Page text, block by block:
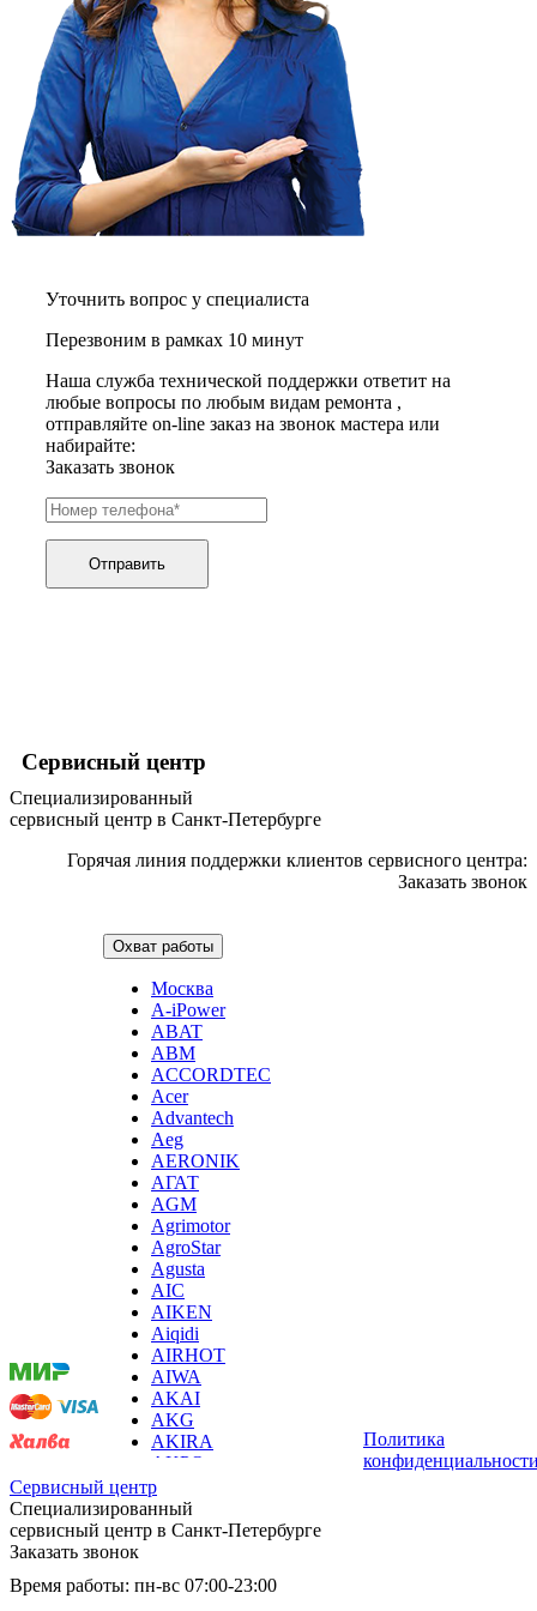
газовых плит
газовой поверхности
геймпадов
генераторов
генераторов азота
генераторов дыма
генераторов льда
генераторов
гидравлических блоков питания
гидроаккумуляторов
гидроциклов
гидроциклов
гигрометров
гильотинных ножей
гладильных систем
глинтвейн-мейкеров
глубинных вибраторов
гомогенизаторов
gps часов
gps трекеров
граниторов
граверов
грилей для шаурмы
громкоговорителей
гвоздезабивных пистолетов
hd камер
hd-медиаплееров
холодильников
холодильников для молока
холодильных шкафов
homepod
хот-дог мейкеров
хотдогниц
хромбуков
хьюмидоров
ибп
игровых приставок
игрушек
игрушек на радиоуправлении
imac
имитаторов верховой езды
инерционных массажеров
инфузионных насосов
ингаляторов
инкубаторов
инспекционных камер, видеоскопов
инструментов для опресовки труб
интегральных усилителей
интеллектуальных блокнотов
интерактивных досок
интерактивных панелей, цифровых постеров
интерактивных дисплеев
интерактивных комплексов
интерфейсных модулей
инверторов
ионизаторов
ipad
Уточнить вопрос у специалиста
Перезвоним в рамках 10 минут
Наша служба технической поддержки ответит на
любые вопросы по любым видам ремонта ,
отправляйте on-line заказ на звонок мастера или
набирайте:
Заказать звонок
Отправить
Сервисный центр
Специализированный
сервисный центр в Санкт-Петербурге
Горячая линия поддержки клиентов сервисного центра:
Заказать звонок
Охват работы
Москва
A-iPower
ABAT
ABM
ACCORDTEC
Acer
Advantech
Aeg
AERONIK
АГАТ
AGM
Agrimotor
AgroStar
Agusta
AIC
AIKEN
Aiqidi
AIRHOT
AIWA
AKAI
AKG
AKIRA
AKPO
Aksa
AL-KO
ALCATEL
ALLFA
Политика
Сервисный центр
Специализированный
сервисный центр в Санкт-Петербурге
Заказать звонок
Время работы: пн-вс 07:00-23:00